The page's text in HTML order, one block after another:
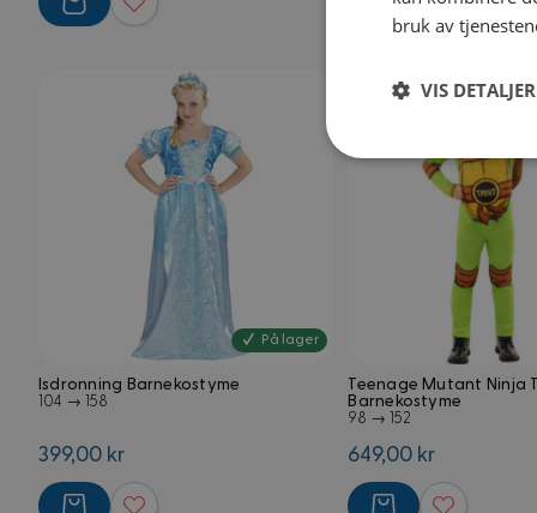
På lager
Isdronning Barnekostyme
104 → 158
399,00 kr
Teenage Mutant Ninja
Barnekostyme
98 → 152
649,00 kr
bruk av
VIS DETALJER
Strengt
nødvendig
Strengt nødvendige
Nettstedet kan ikke
Navn
frontend